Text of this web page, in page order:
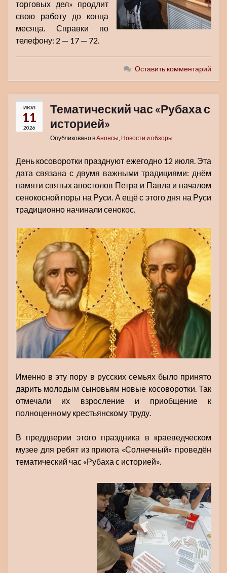
торговых дел» продлит
свою работу до конца
месяца. Справки по
телефону: 2 — 17 — 72.
Оставить комментарий
ИЮЛ
11
2026
Тематический час «Рубаха с
историей»
Опубликовано вАнонсы Новости и обзоры
День косоворотки празднуют ежегодно 12 июля. Эта
дата связана с двумя важными традициями: днём
памяти святых апостолов Петра и Павла и началом
сенокосной поры на Руси. А ещё с этого дня на Руси
традиционно начинали сенокос.
Именно в эту пору в русских семьях было принято
дарить молодым сыновьям новые косоворотки. Так
отмечали их взросление и приобщение к
полноценному крестьянскому труду.
В преддверии этого праздника в краеведческом
музее для ребят из приюта «Солнечный» проведён
тематический час «Рубаха с историей».